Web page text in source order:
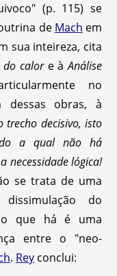
(p. 115) se
de Mach em
sua inteireza, cita
do calore àAnálise
no
dessas obras, à
trecho decisivo, isto
a qual não há
necessidade lógica!
se trata de uma
do
que há é uma
entre o "neo-
. Rey conclui: